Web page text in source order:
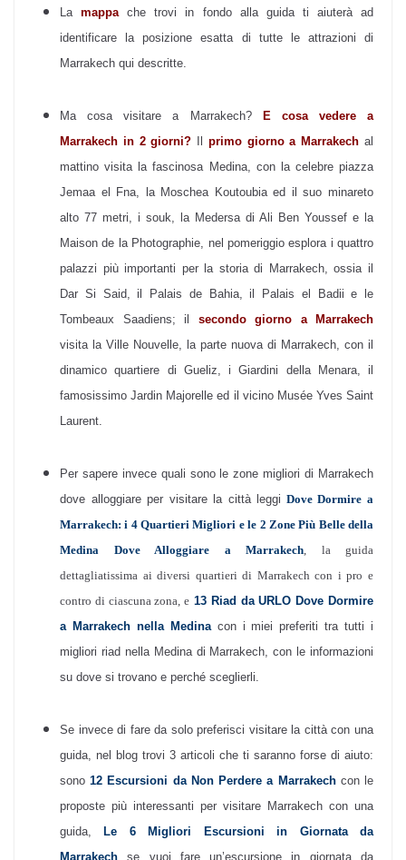
Lamappa che trovi in fondo alla guida ti aiuterà ad
identificare la posizione esatta di tutte le attrazioni di
Marrakech qui descritte.
Ma cosa visitare a Marrakech? E
cosa vedere a
Marrakech in 2 giorni?
primo giorno a Marrakech al
mattino visita la fascinosa Medina, con la celebre piazza
Jemaa el Fna, la Moschea Koutoubia ed il suo minareto
alto 77 metri,
i souk, la Medersa di Ali Ben Youssef e la
Maison de la Photographie, nel pomeriggio esplora i quattro
palazzi più importanti per la storia di Marrakech, ossia il
Dar Si Said, il Palais de Bahia, il Palais el Badii e le
Tombeaux Saadiens; il secondo giorno a Marrakech
visita la Ville Nouvelle, la parte nuova di Marrakech, con il
dinamico quartiere di Gueliz, i Giardini della Menara, il
famosissimo Jardin Majorelle ed il vicino Musée Yves Saint
Laurent.
Per sapere invece quali sono le zone migliori di Marrakech
dove alloggiare per visitare la città leggi Dove Dormire a
Marrakech: i 4 Quartieri Migliori e le 2 Zone Più Belle della
Medina Dove Alloggiare a Marrakech , la guida
dettagliatissima ai diversi quartieri di Marrakech con i pro e
contro di ciascuna zona, e 13 Riad da URLO Dove Dormire
a Marrakech nella Medinacon i miei preferiti tra tutti i
migliori riad nella Medina di Marrakech, con le informazioni
su dove si trovano e perché sceglierli.
Se invece di fare da solo preferisci visitare la città con una
guida, nel blog trovi 3 articoli che ti saranno forse di aiuto:
sono12 Escursioni da Non Perdere a Marrakechcon le
proposte più interessanti per visitare Marrakech con una
guida,
Le 6 Migliori Escursioni in Giornata da
Marrakech se vuoi fare un’escursione in giornata da